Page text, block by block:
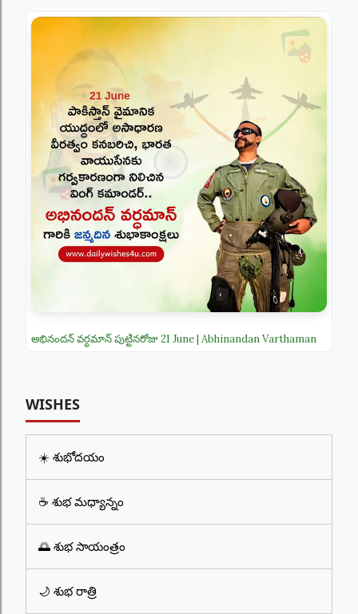
అభినందన్ వర్ధమాన్ పుట్టినరోజు 21 June | Abhinandan Varthaman
WISHES
☀️ శుభోదయం
☕ శుభ మధ్యాన్నం
🌅 శుభ సాయంత్రం
🌙 శుభ రాత్రి